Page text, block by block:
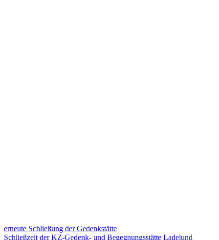
Beitragsnavigation
erneute Schließung der Gedenkstätte
Schließzeit der KZ-Gedenk- und Begegnungsstätte Ladelund